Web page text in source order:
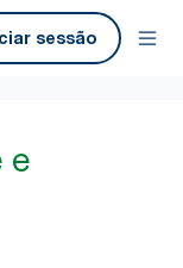
sessão
e